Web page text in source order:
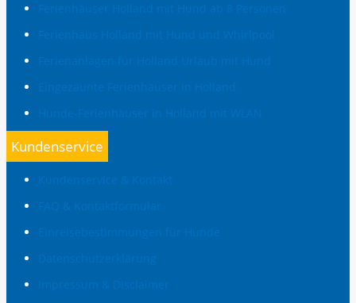
Ferienhäuser Holland mit Hund ab 8 Personen
Ferienhaus Holland mit Hund und Whirlpool
Ferienanlagen für Holland Urlaub mit Hund
Eingezäunte Ferienhäuser in Holland
Hunde-Ferienhäuser in Holland mit WLAN
Kundenservice
Kundenservice & Kontakt
FAQ & Kontaktformular
Einreisebestimmungen für Hunde
Datenschutzerklärung
Impressum & Disclaimer